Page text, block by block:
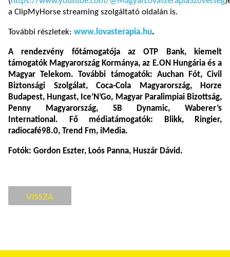
a ClipMyHorse streaming szolgáltató oldalán is.
További részletek: www.lovasterapia.hu.
A rendezvény főtámogatója az OTP Bank, kiemelt
támogatók Magyarország Kormánya, az E.ON Hungária és a
Magyar Telekom. További támogatók: Auchan Fót, Civil
Biztonsági Szolgálat, Coca-Cola Magyarország, Horze
Budapest, Hungast, Ice’N’Go, Magyar Paralimpiai Bizottság,
Penny Magyarország, SB Dynamic, Waberer’s
International. Fő médiatámogatók: Blikk, Ringier,
radiocafé98.0, Trend Fm, iMedia.
Fotók: Gordon Eszter, Loós Panna, Huszár Dávid.
VISSZA